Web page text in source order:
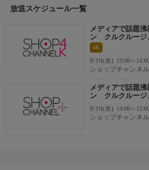
＊ライブ放送につき、番組および商品内容
ＨＰ：https://www.shopch.jp
放送スケジュール一覧
メディアで話題
ン クルクルージ
4K
8/19(水) 13:00～
ショップチャンネ
メディアで話題
ン クルクルー
8/19(水) 14:00～
ショップチャンネ